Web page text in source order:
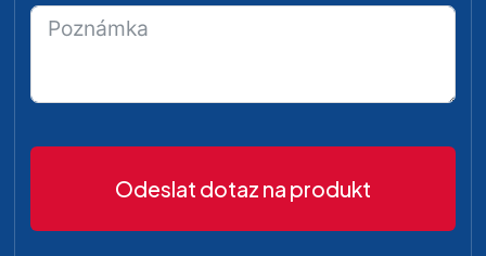
Odeslat dotaz na produkt